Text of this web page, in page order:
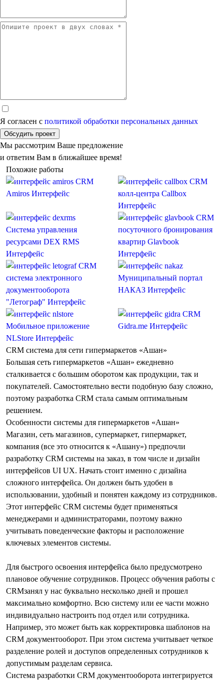
Я согласен с политикой обработки персональных данных
Обсудить проект
Мы рассмотрим Ваше предложение
и ответим Вам в ближайшее время!
Похожие работы
CRM
Amiros Интерфейс
CRM
колл-центра Callbox
Интерфейс
Система управления
ресурсами DEX RMS
Интерфейс
CRM
посуточного бронирования
квартир Glavbook
Интерфейс
CRM
система электронного
документооборота
"Летограф" Интерфейс
Муниципальный портал
НАКАЗ Интерфейс
Мобильное приложение
NLStore Интерфейс
CRM
Gidra.me Интерфейс
CRM система для сети гипермаркетов «Ашан»
Большая сеть гипермаркетов «Ашан» ежедневно
сталкивается с большим оборотом как продукции, так и
покупателей. Самостоятельно вести подобную базу сложно,
поэтому разработка CRM стала самым оптимальным
решением.
Особенности системы для гипермаркетов «Ашан»
Магазин, сеть магазинов, супермаркет, гипермаркет,
компания (все это относится к «Ашану») предпочли
разработку CRM системы на заказ, в том числе и дизайн
интерфейсов UI UX. Начать стоит именно с дизайна
сложного интерфейса. Он должен быть удобен в
использовании, удобный и понятен каждому из сотрудников.
Этот интерфейс CRM системы будет применяться
менеджерами и администраторами, поэтому важно
учитывать поведенческие факторы и расположение
ключевых элементов системы.
Для быстрого освоения интерфейса было предусмотрено
плановое обучение сотрудников. Процесс обучения работы с
CRMзанял у нас буквально несколько дней и прошел
максимально комфортно. Всю систему или ее части можно
индивидуально настроить под отдел или сотрудника.
Например, это может быть как корректировка шаблонов на
CRM документооборот. При этом система учитывает четкое
разделение ролей и доступов определенных сотрудников к
допустимым разделам сервиса.
Система разработки CRM документооборота интегрируется